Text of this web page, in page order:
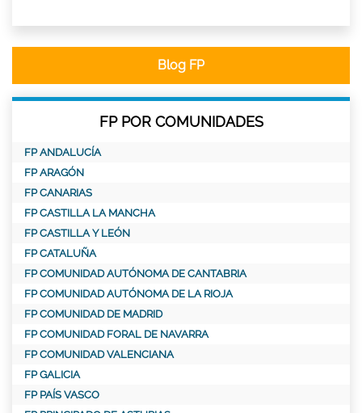
Blog FP
FP POR COMUNIDADES
FP ANDALUCÍA
FP ARAGÓN
FP CANARIAS
FP CASTILLA LA MANCHA
FP CASTILLA Y LEÓN
FP CATALUÑA
FP COMUNIDAD AUTÓNOMA DE CANTABRIA
FP COMUNIDAD AUTÓNOMA DE LA RIOJA
FP COMUNIDAD DE MADRID
FP COMUNIDAD FORAL DE NAVARRA
FP COMUNIDAD VALENCIANA
FP GALICIA
FP PAÍS VASCO